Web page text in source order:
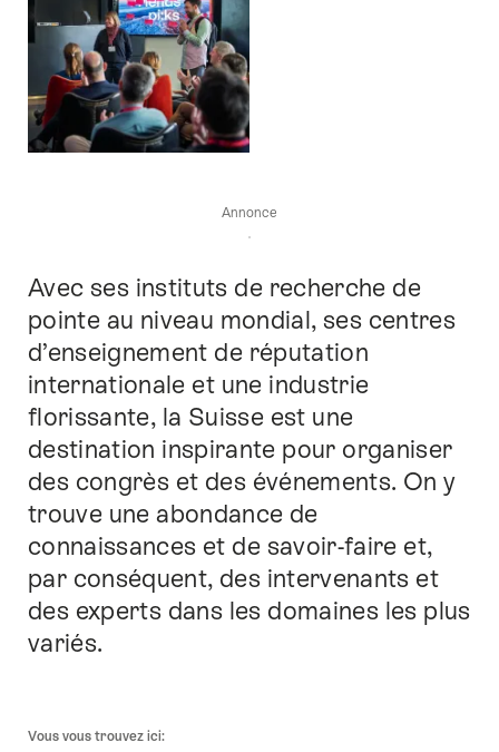
Annonce
Introduction
Avec ses instituts de recherche de
pointe au niveau mondial, ses centres
d’enseignement de réputation
internationale et une industrie
florissante, la Suisse est une
destination inspirante pour organiser
des congrès et des événements. On y
trouve une abondance de
connaissances et de savoir-faire et,
par conséquent, des intervenants et
des experts dans les domaines les plus
variés.
Vous vous trouvez ici: